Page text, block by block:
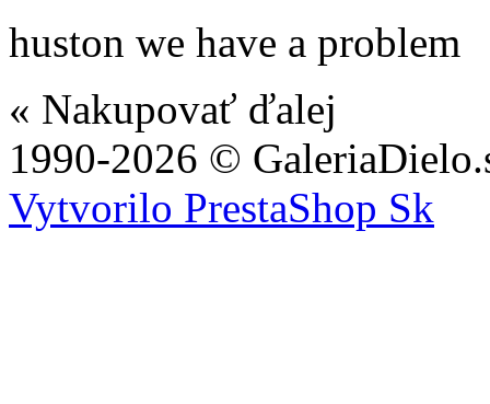
huston we have a problem
« Nakupovať ďalej
1990-2026 ©
Vytvorilo PrestaShop Sk